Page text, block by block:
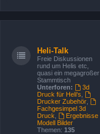
Heli-Talk
Freie Diskussionen
rund um Helis etc,
quasi ein megagroßer
Stammtisch
Unterforen:
3d
Druck für Heli's
Drucker Zubehör
Fachgesimpel 3d
Druck
Ergebnisse
Modell Bilder
Themen: 135